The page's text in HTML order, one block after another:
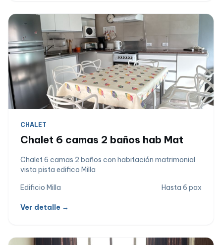
CHALET
Chalet 6 camas 2 baños hab Mat
Chalet 6 camas 2 baños con habitación matrimonial
vista pista edifico Milla
Edificio Milla
Hasta 6 pax
Ver detalle →